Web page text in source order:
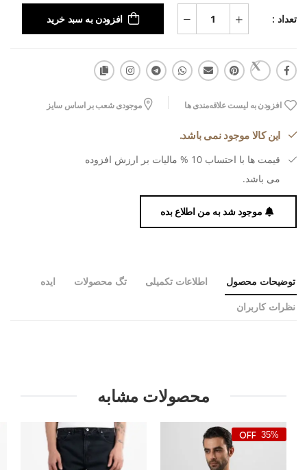
تعداد : افزودن به سبد خرید
افزودن به لیست علاقه‌مندی ها موجودی شعب بر اساس سایز
این کالا موجود نمی باشد.
قیمت ها با احتساب 10 % مالیات بر ارزش افزوده
می باشد.
موجود شد به من اطلاع بده
توضیحات محصول اطلاعات تکمیلی تگ محصولات ایده
نظرات کاربران
محصولات مشابه
35%